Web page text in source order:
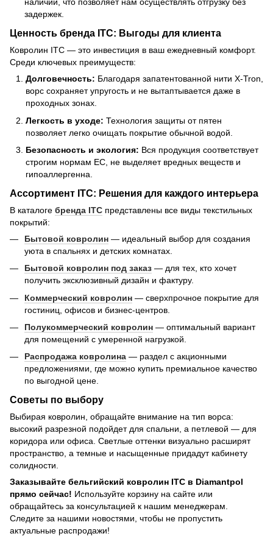
наличии, что позволяет нам осуществлять отгрузку без
задержек.
Ценность бренда ITC: Выгоды для клиента
Ковролин ITC — это инвестиция в ваш ежедневный комфорт.
Среди ключевых преимуществ:
Долговечность: Благодаря запатентованной нити X-Tron,
ворс сохраняет упругость и не вытаптывается даже в
проходных зонах.
Легкость в уходе: Технология защиты от пятен
позволяет легко очищать покрытие обычной водой.
Безопасность и экология: Вся продукция соответствует
строгим нормам ЕС, не выделяет вредных веществ и
гипоаллергенна.
Ассортимент ITC: Решения для каждого интерьера
В каталоге бренда ITC представлены все виды текстильных
покрытий:
Бытовой ковролин — идеальный выбор для создания
уюта в спальнях и детских комнатах.
Бытовой ковролин под заказ — для тех, кто хочет
получить эксклюзивный дизайн и фактуру.
Коммерческий ковролин — сверхпрочное покрытие для
гостиниц, офисов и бизнес-центров.
Полукоммерческий ковролин — оптимальный вариант
для помещений с умеренной нагрузкой.
Распродажа ковролина — раздел с акционными
предложениями, где можно купить премиальное качество
по выгодной цене.
Советы по выбору
Выбирая ковролин, обращайте внимание на тип ворса:
высокий разрезной подойдет для спальни, а петлевой — для
коридора или офиса. Светлые оттенки визуально расширят
пространство, а темные и насыщенные придадут кабинету
солидности.
Заказывайте бельгийский ковролин ITC в Diamantpol
прямо сейчас! Используйте корзину на сайте или
обращайтесь за консультацией к нашим менеджерам.
Следите за нашими новостями, чтобы не пропустить
актуальные распродажи!